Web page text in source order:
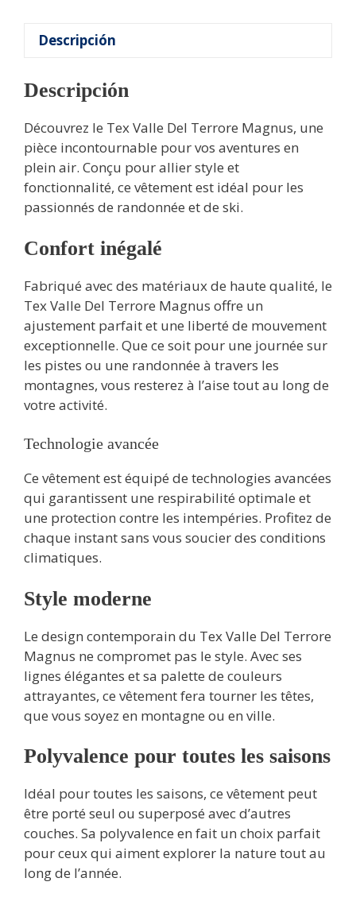
Descripción
Descripción
Découvrez le Tex Valle Del Terrore Magnus, une
pièce incontournable pour vos aventures en
plein air. Conçu pour allier style et
fonctionnalité, ce vêtement est idéal pour les
passionnés de randonnée et de ski.
Confort inégalé
Fabriqué avec des matériaux de haute qualité, le
Tex Valle Del Terrore Magnus offre un
ajustement parfait et une liberté de mouvement
exceptionnelle. Que ce soit pour une journée sur
les pistes ou une randonnée à travers les
montagnes, vous resterez à l’aise tout au long de
votre activité.
Technologie avancée
Ce vêtement est équipé de technologies avancées
qui garantissent une respirabilité optimale et
une protection contre les intempéries. Profitez de
chaque instant sans vous soucier des conditions
climatiques.
Style moderne
Le design contemporain du Tex Valle Del Terrore
Magnus ne compromet pas le style. Avec ses
lignes élégantes et sa palette de couleurs
attrayantes, ce vêtement fera tourner les têtes,
que vous soyez en montagne ou en ville.
Polyvalence pour toutes les saisons
Idéal pour toutes les saisons, ce vêtement peut
être porté seul ou superposé avec d’autres
couches. Sa polyvalence en fait un choix parfait
pour ceux qui aiment explorer la nature tout au
long de l’année.